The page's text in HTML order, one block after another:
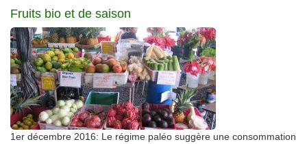
Fruits bio et de saison
1er décembre 2016: Le régime paléo suggère une consommation